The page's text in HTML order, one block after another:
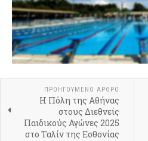
ΠΡΟΗΓΟΎΜΕΝΟ ΆΡΘΡΟ
Η Πόλη της Αθήνας
στους Διεθνείς
Παιδικούς Αγώνες 2025
στο Ταλίν της Εσθονίας